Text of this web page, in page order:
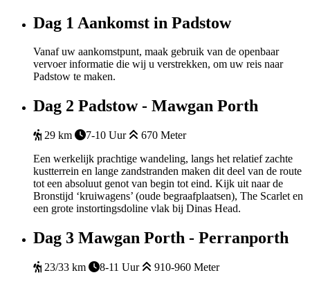
Dag 1 Aankomst in Padstow
Vanaf uw aankomstpunt, maak gebruik van de openbaar
vervoer informatie die wij u verstrekken, om uw reis naar
Padstow te maken.
Dag 2 Padstow - Mawgan Porth
29 km 7-10 Uur
670 Meter
Een werkelijk prachtige wandeling, langs het relatief zachte
kustterrein en lange zandstranden maken dit deel van de route
tot een absoluut genot van begin tot eind. Kijk uit naar de
Bronstijd ‘kruiwagens’ (oude begraafplaatsen), The Scarlet en
een grote instortingsdoline vlak bij Dinas Head.
Dag 3 Mawgan Porth - Perranporth
23/33 km 8-11 Uur
910-960 Meter